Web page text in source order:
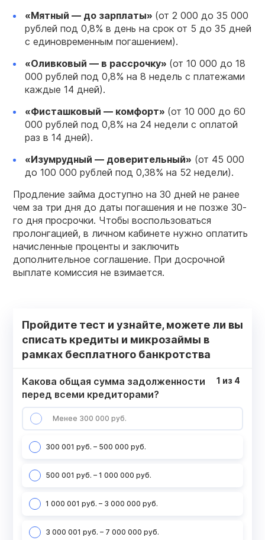
«Мятный — до зарплаты» (от 2 000 до 35 000
рублей под 0,8% в день на срок от 5 до 35 дней
с единовременным погашением).
«Оливковый — в рассрочку» (от 10 000 до 18
000 рублей под 0,8% на 8 недель с платежами
каждые 14 дней).
«Фисташковый — комфорт» (от 10 000 до 60
000 рублей под 0,8% на 24 недели с оплатой
раз в 14 дней).
«Изумрудный — доверительный» (от 45 000
до 100 000 рублей под 0,38% на 52 недели).
Продление займа доступно на 30 дней не ранее
чем за три дня до даты погашения и не позже 30-
го дня просрочки. Чтобы воспользоваться
пролонгацией, в личном кабинете нужно оплатить
начисленные проценты и заключить
дополнительное соглашение. При досрочной
выплате комиссия не взимается.
Пройдите тест и узнайте, можете ли вы
списать кредиты и микрозаймы в
рамках бесплатного банкротства
Какова общая сумма задолженности
перед всеми кредиторами?
Менее 300 000 руб.
300 001 руб. – 500 000 руб.
500 001 руб. – 1 000 000 руб.
1 000 001 руб. – 3 000 000 руб.
3 000 001 руб. – 7 000 000 руб.
1 из 4